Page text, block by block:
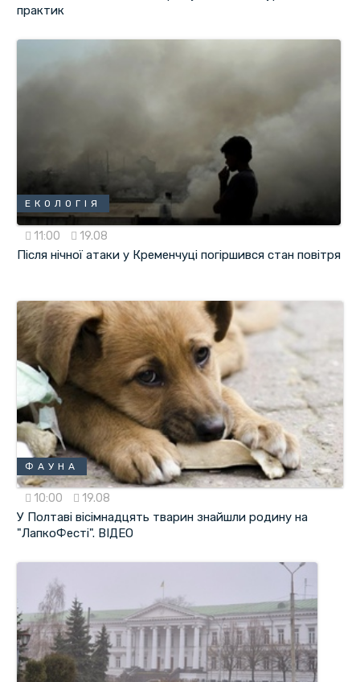
практик
ЕКОЛОГІЯ
11:00 19.08
Після нічної атаки у Кременчуці погіршився стан повітря
ФАУНА
10:00 19.08
У Полтаві вісімнадцять тварин знайшли родину на
"ЛапкоФесті". ВІДЕО